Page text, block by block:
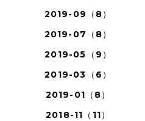
2019-09（8）
2019-07（8）
2019-05（9）
2019-03（6）
2019-01（8）
2018-11（11）